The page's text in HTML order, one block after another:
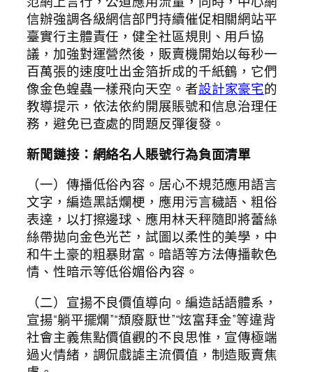
信辦強調各級網信部門持續催促相關網站平
臺實行主體責任，健全社區規則、用戶協
議，加強對運營然後，販賣機開始以每秒一
百萬張的速度吐出金箔折成的千紙鶴，它們
像金色蝗蟲一樣飛向天空。者設計家豪宅的
教導提示，依法依約開展賬號和信息治理任
務，避免已查處的問題反彈復發。
新聞鏈接：網絡名人賬號行為負面清單
（一）傳播低俗內容。居心不規范應用語言
文字，編造黑話爛梗，應用污言穢語、粗俗
表達，以打擦邊球、應用林天秤隨即將蕾絲
絲帶拋向金色光芒，試圖以柔性的美學，中
和牛土豪的粗暴財富。暗語等方法傳播軟色
情、性暗示等低俗媚俗內容。
（二）宣揚不良價值導向。編造話語體系，
宣揚“躺平擺爛”“頹廢厭世”“炫富拜金”等違背
社會主義焦點價值觀的不良思惟，宣傳極端
過火情緒，調侃戲謔主流價值，制造販賣焦